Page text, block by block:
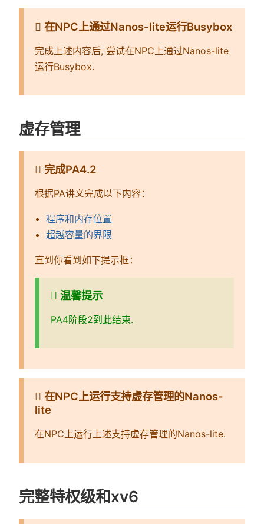
在NPC上通过Nanos-lite运行Busybox
完成上述内容后, 尝试在NPC上通过Nanos-lite
运行Busybox.
虚存管理
完成PA4.2
根据PA讲义完成以下内容：
程序和内存位置
超越容量的界限
直到你看到如下提示框：
温馨提示
PA4阶段2到此结束.
在NPC上运行支持虚存管理的Nanos-
lite
在NPC上运行上述支持虚存管理的Nanos-lite.
完整特权级和xv6